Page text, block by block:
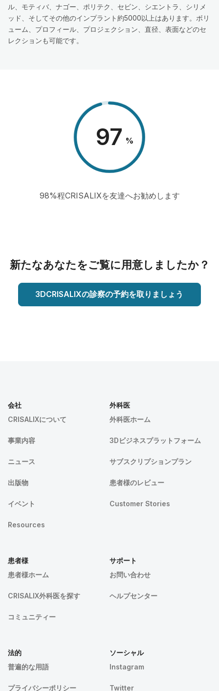
ル、モティバ、ナゴー、ポリテク、セビン、シエントラ、シリメ
ッド、そしてその他のインプラント約5000以上はあります。ボリ
ューム、プロフィール、プロジェクション、直径、表面などのセ
レクションも可能です。
98 %
98%程CRISALIXを友達へお勧めします
新たなあなたをご覧に用意しましたか？
3DCRISALIXの診察の予約を取りましょう
会社
CRISALIXについて
事業内容
ニュース
出版物
イベント
Resources
外科医
外科医ホーム
3Dビジネスプラットフォーム
サブスクリプションプラン
患者様のレビュー
Customer Stories
患者様
患者様ホーム
CRISALIX外科医を探す
コミュニティー
サポート
お問い合わせ
ヘルプセンター
法的
普遍的な用語
プライバシーポリシー
ソーシャル
Instagram
Twitter